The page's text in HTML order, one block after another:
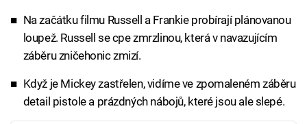
Na začátku filmu Russell a Frankie probírají plánovanou
loupež. Russell se cpe zmrzlinou, která v navazujícím
záběru zničehonic zmizí.
Když je Mickey zastřelen, vidíme ve zpomaleném záběru
detail pistole a prázdných nábojů, které jsou ale slepé.